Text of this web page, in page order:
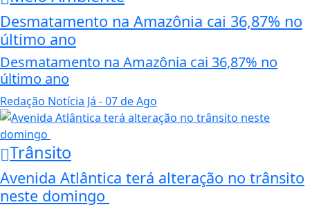
Desmatamento na Amazônia cai 36,87% no
último ano
Desmatamento na Amazônia cai 36,87% no
último ano
Redação Notícia Já - 07 de Ago
Trânsito
Avenida Atlântica terá alteração no trânsito
neste domingo